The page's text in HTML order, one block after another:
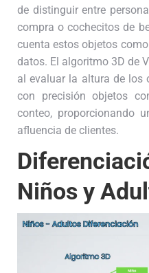
de distinguir entre
compra o cochecitos de
cuenta estos objetos
datos. El algoritmo 3D de
al evaluar la altura de los
con precisión objetos
conteo, proporcionando
afluencia de clientes.
Niños y